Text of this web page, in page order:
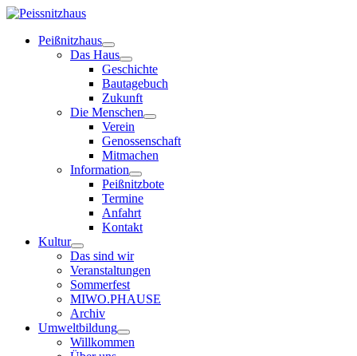
Peißnitzhaus
Das Haus
Geschichte
Bautagebuch
Zukunft
Die Menschen
Verein
Genossenschaft
Mitmachen
Information
Peißnitzbote
Termine
Anfahrt
Kontakt
Kultur
Das sind wir
Veranstaltungen
Sommerfest
MIWO.PHAUSE
Archiv
Umweltbildung
Willkommen